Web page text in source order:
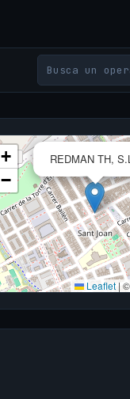
REDMAN TH,
+
−
Leaflet | ©